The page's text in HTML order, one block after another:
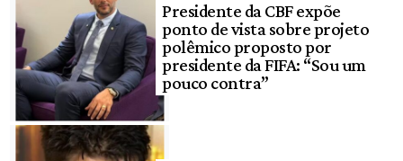
Presidente da CBF expõe
ponto de vista sobre projeto
polêmico proposto por
presidente da FIFA: “Sou um
pouco contra”